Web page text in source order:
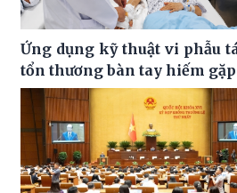
Ứng dụng kỹ thuật vi phẫu
tổn thương bàn tay hiếm gặp